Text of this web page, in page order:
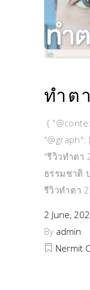
ทำต
{
"รีวิวทำตา
ธรรมชาติ
รีวิวทำตา 2
2 June,
By admin
Nermit